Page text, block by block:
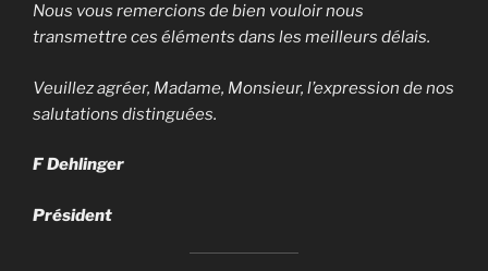
Nous vous remercions de bien vouloir nous
transmettre ces éléments dans les meilleurs délais.
Veuillez agréer, Madame, Monsieur, l’expression de nos
salutations distinguées.
F Dehlinger
Président